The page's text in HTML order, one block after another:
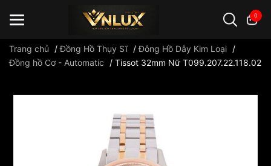
0
Trang chủ /Đồng Hồ Thụy Sĩ /Đông Hồ Dây Kim Loại /
Đồng hồ Cơ - Automatic
/ Tissot 32mm Nữ T099.207.22.118.02